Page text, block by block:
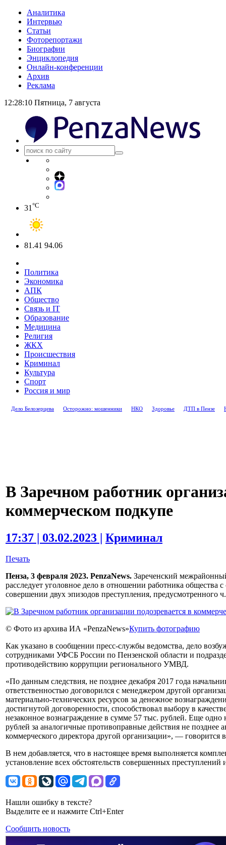
Аналитика
Интервью
Статьи
Фоторепортажи
Биографии
Энциклопедия
Онлайн-конференции
Архив
Реклама
12:28:11Пятница, 7 августа
31 °C
81.41 94.06
Политика
Экономика
АПК
Общество
Связь и IT
Образование
Медицина
Религия
ЖКХ
Происшествия
Криминал
Культура
Спорт
Россия и мир
Дело Белозерцева Осторожно: мошенники НКО Здоровье ДТП в Пензе
В Заречном работник
коммерческом подкупе
17:37 | 03.02.2023 | Криминал
Печать
Пенза, 3 февраля 2023. PenzaNews. Зареченский
расследует уголовное дело в отношении работника общества
совершении двух эпизодов преступления,
© Фото из архива ИА «PenzaNews»Купить фотографию
Как указано в сообщении пресс-службы ведомства, дело
сотрудниками УФСБ России по Пензенской области и
противодействию коррупции регионального УМВД.
«По данным следствия, не позднее декабря 2017 года
ответственностью договорился с менеджером другой
материально-технических ресурсов за денежное
достигнутой договоренности, способствовал выбору в
незаконное вознаграждение в сумме 57 тыс. рублей. Еще одно
рублей за аналогичные противоправные действия не позднее
коммерческого директора другой организации», — говорится
В нем добавляется, что в настоящее время выполняется
установление всех обстоятельств совершенных преступлений
Нашли ошибку в тексте?
Выделите ее и нажмите Ctrl+Enter
Сообщить новость